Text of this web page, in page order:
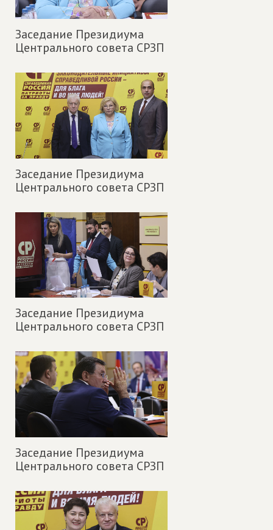
Заседание Президиума
Центрального совета СРЗП
Заседание Президиума
Центрального совета СРЗП
Заседание Президиума
Центрального совета СРЗП
Заседание Президиума
Центрального совета СРЗП